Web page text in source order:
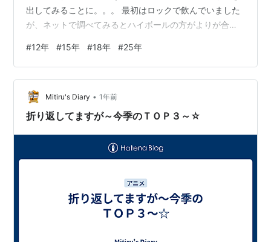
出してみることに。。。 最初はロックで飲んでいました
が、ネットで調べてみるとハイボールの方がよりが合う
そこで、早速ハイボールでいただいてみました。する
と、りんごというか、はちみつ系の香が、一層際立って
買いました。 確かに、こちらの方が良いかも。 ついつい
ガブ飲みしてしまいそうな感じ。 調べてみると、
Dewar'sにはj他…
#12年 #15年 #18年 #25年
Mitiru's Diary • 1年前
折り返してますが～今季のＴＯＰ３～☆